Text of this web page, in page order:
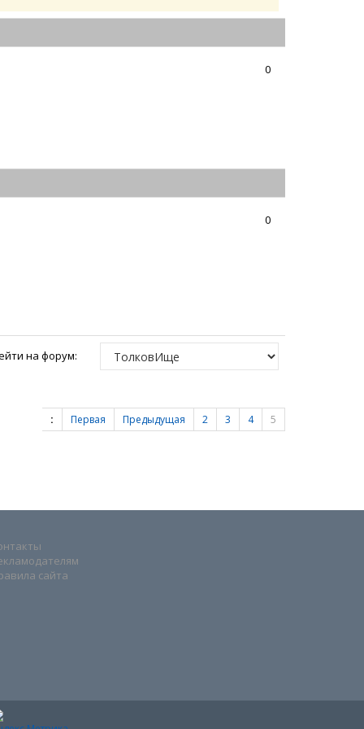
0
0
на форум:
: Первая Предыдущая 2 3 4 5
сайта